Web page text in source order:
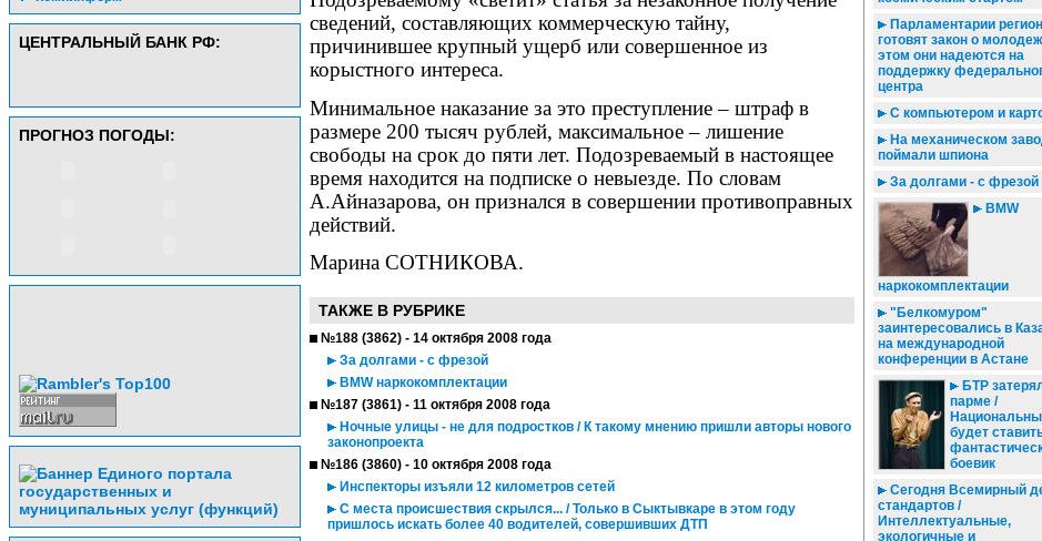
ЦЕНТРАЛЬНЫЙ БАНК РФ:
ПРОГНОЗ ПОГОДЫ:
сведений, составляющих коммерческую тайну,
причинившее крупный ущерб или совершенное из
корыстного интереса.
Минимальное наказание за это преступление – штраф в
размере 200 тысяч рублей, максимальное – лишение
свободы на срок до пяти лет. Подозреваемый в настоящее
время находится на подписке о невыезде. По словам
А.Айназарова, он признался в совершении противоправных
действий.
Марина СОТНИКОВА.
ТАКЖЕ В РУБРИКЕ
№188 (3862) - 14 октября 2008 года
За долгами - с фрезой
BMW наркокомплектации
№187 (3861) - 11 октября 2008 года
Ночные улицы - не для подростков / К такому мнению пришли авторы нового
законопроекта
№186 (3860) - 10 октября 2008 года
Инспекторы изъяли 12 километров сетей
С места происшествия скрылся... / Только в Сыктывкаре в этом году
пришлось искать более 40 водителей, совершивших ДТП
Парламентарии
готовят закон о
этом они надеются на
поддержку
центра
С компьютером и
На механическом
поймали шпиона
За долгами - с фрезой
BMW
наркокомплектации
"Белкомуром"
заинтересовались в
на международной
конференции в Астане
БТР
парме /
будет
боевик
Сегодня Всемирный
стандартов /
Интеллектуальные,
экологичные и